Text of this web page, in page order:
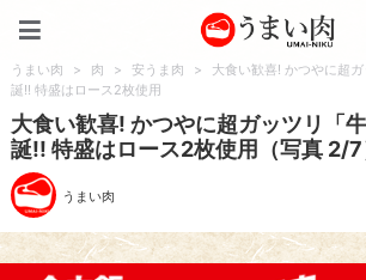
うまい肉 > 肉 > 安うま肉 >
大食い歓喜! かつやに超
誕!! 特盛はロース2枚使用
大食い歓喜! かつやに超ガッツリ「
誕!! 特盛はロース2枚使用（写真 2/7
うまい肉